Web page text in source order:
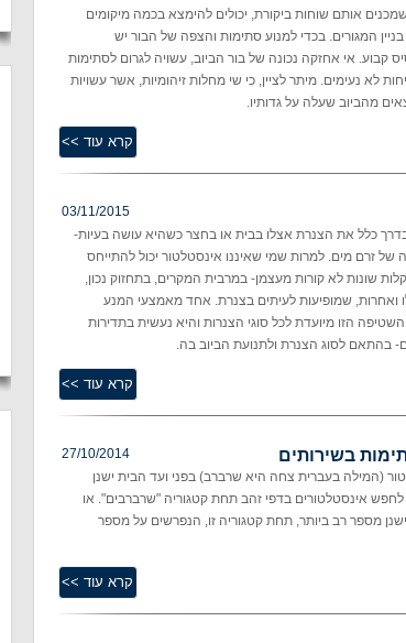
שמכנים אותם שוחות ביקורת, יכולים להימצא בכמה מיקומים
המגורים. בכדי למנוע סתימות והצפה של הבור יש
קבוע. אי אחזקה נכונה של בור הביוב, עשויה לגרום לסתימות
לא נעימים. מיתר לציין, כי שי מחלות זיהומיות, אשר עשויות
מהביוב שעלה על גדותיו.
03/11/2015
כלל את הצנרת אצלו בבית או בחצר כשהיא עושה בעיות-
של זרם מים. למרות שמי שאיננו אינסטלטור יכול להתייחס
שונות לא קורות מעצמן- במרבית המקרים, בתחזוק נכון,
שמופיעות לעיתים בצנרת. אחד מאמצעי המנע
הזו מיועדת לכל סוגי הצנרות והיא נעשית בתדירות
בהתאם לסוג הצנרת ולתנועת הביוב בה.
בשירותים
27/10/2014
(המילה בעברית צחה היא שרברב) בפני ועד הבית ישנן
לחפש אינסטלטורים בדפי זהב תחת קטגוריה "שרברבים". או
מספר רב ביותר, תחת קטגוריה זו, הנפרשים על מספר